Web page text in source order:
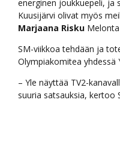
energinen joukkuepeli, ja
Kuusijärvi olivat myös
Marjaana Risku
SM-viikkoa tehdään ja
Olympiakomitea yhdessä
– Yle näyttää TV2-
suuria satsauksia, kertoo